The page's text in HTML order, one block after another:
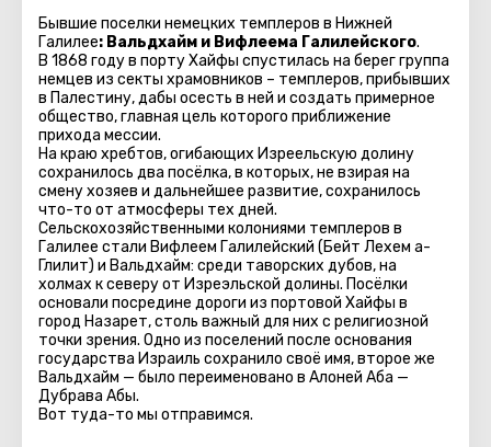
Бывшие поселки немецких темплеров в Нижней
Галилее: Вальдхайм и Вифлеема Галилейского.
В 1868 году в порту Хайфы спустилась на берег группа
немцев из секты храмовников – темплеров, прибывших
в Палестину, дабы осесть в ней и создать примерное
общество, главная цель которого приближение
прихода мессии.
На краю хребтов, огибающих Изреельскую долину
сохранилось два посёлка, в которых, не взирая на
смену хозяев и дальнейшее развитие, сохранилось
что-то от атмосферы тех дней.
Сельскохозяйственными колониями темплеров в
Галилее стали Вифлеем Галилейский (Бейт Лехем а-
Глилит) и Вальдхайм: среди таворских дубов, на
холмах к северу от Изреэльской долины. Посёлки
основали посредине дороги из портовой Хайфы в
город Назарет, столь важный для них с религиозной
точки зрения. Одно из поселений после основания
государства Израиль сохранило своё имя, второе же
Вальдхайм — было переименовано в Алоней Аба —
Дубрава Абы.
Вот туда-то мы отправимся.